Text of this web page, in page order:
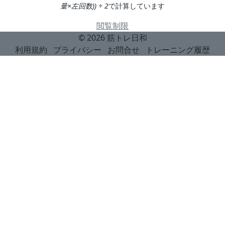
量×左回数)) ÷ 2で計算しています
閲覧制限
© 2026 筋トレ日和
利用規約
プライバシー お問合せ トレーニング履歴